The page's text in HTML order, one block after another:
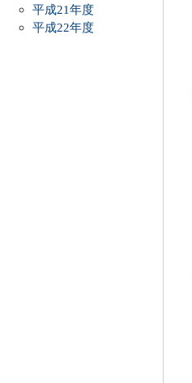
平成21年度
平成22年度